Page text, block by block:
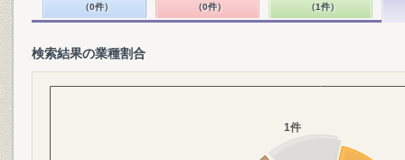
（0件） （0件） （1件）
検索結果の業種割合